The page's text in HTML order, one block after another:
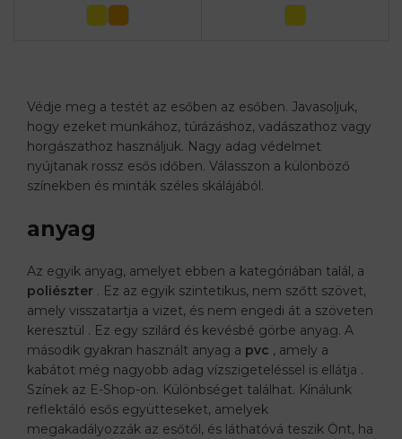
Védje meg a testét az esőben az esőben. Javasoljuk,
hogy ezeket munkához, túrázáshoz, vadászathoz vagy
horgászathoz használjuk. Nagy adag védelmet
nyújtanak rossz esős időben. Válasszon a különböző
színekben és minták széles skálájából.
anyag
Az egyik anyag, amelyet ebben a kategóriában talál, a
poliészter . Ez az egyik szintetikus, nem szőtt szövet,
amely visszatartja a vizet, és nem engedi át a szöveten
keresztül . Ez egy szilárd és kevésbé görbe anyag. A
második gyakran használt anyag a pvc , amely a
kabátot még nagyobb adag vízszigeteléssel is ellátja .
Színek az E-Shop-on. Különbséget találhat. Kínálunk
reflektáló esős együtteseket, amelyek
megakadályozzák az esőtől, és láthatóvá teszik Önt, ha